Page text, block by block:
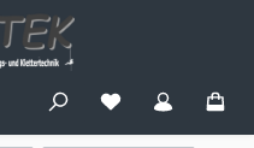
Du hast 0